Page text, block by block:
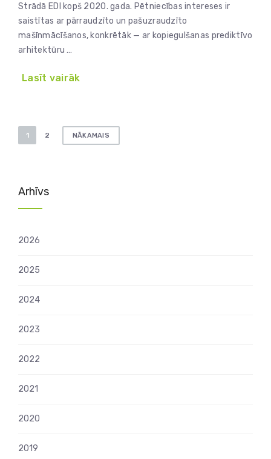
Strādā EDI kopš 2020. gada. Pētniecības intereses ir
saistītas ar pārraudzīto un pašuzraudzīto
mašīnmācīšanos, konkrētāk — ar kopiegulšanas prediktīvo
arhitektūru …
Lasīt vairāk
Ziņu
lappusēm
1 2 NĀKAMAIS
Arhīvs
2026
2025
2024
2023
2022
2021
2020
2019